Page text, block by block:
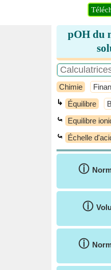
pOH du
Chimie
↳ Équilibre
⤿ Equilibre
⤿ Échelle
ⓘ
ⓘ
ⓘ